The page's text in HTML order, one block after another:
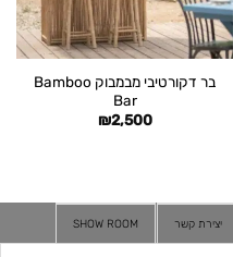
בר דקורטיבי מבמבוק Bamboo
Bar
₪2,500
יצירת קשר SHOW ROOM